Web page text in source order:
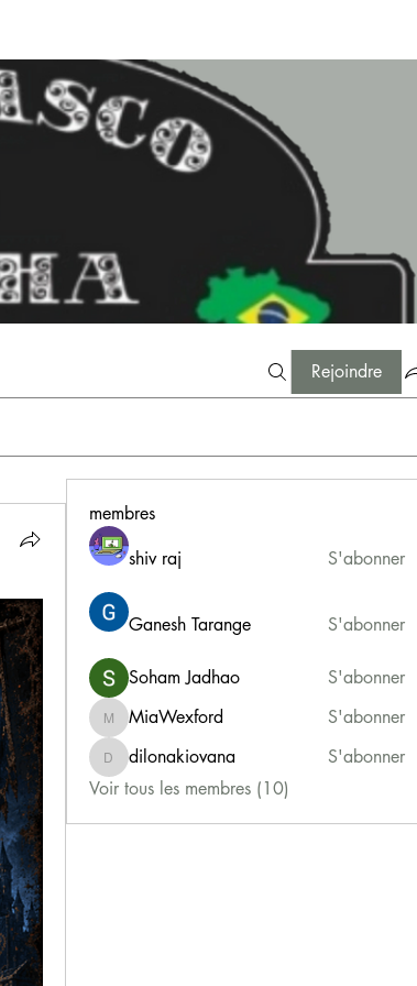
Rejoindre
membres
shiv raj
S'abonner
Ganesh Tarange S'abonner
Soham Jadhao S'abonner
MiaWexford
MiaWexford S'abonner
dilonakiovana
dilonakiovana
S'abonner
Voir tous les membres (10)